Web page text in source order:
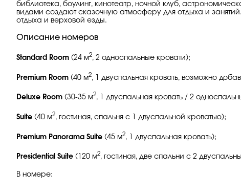
библиотека, боулинг, кинотеатр, ночной клуб,
видами создают сказочную атмосферу для отдыха и
отдыха и верховой езды.
Описание номеров
Standard Room (24 м2, 2 односпальные кровати);
Premium Room (40 м2, 1 двуспальная кровать, возможно
Deluxe Room (30-35 м2, 1 двуспальная кровать / 2
Suite (40 м2, гостиная, спальня с 1 двуспальной кроватью);
Premium Panorama Suite (45 м2, 1 двуспальная кровать);
Presidential Suite (120 м2, гостиная, две спальни с 2
В номере: